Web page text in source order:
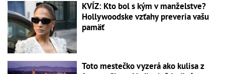
KVÍZ: Kto bol s kým v manželstve?
Hollywoodske vzťahy preveria vašu
pamäť
Toto mestečko vyzerá ako kulisa z